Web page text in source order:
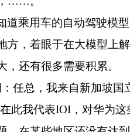
道乘用车的自动驾驶模
方，着眼于在大模型上
，还有很多需要积累。
任总，我来自新加坡
此我代表IOI，对华为